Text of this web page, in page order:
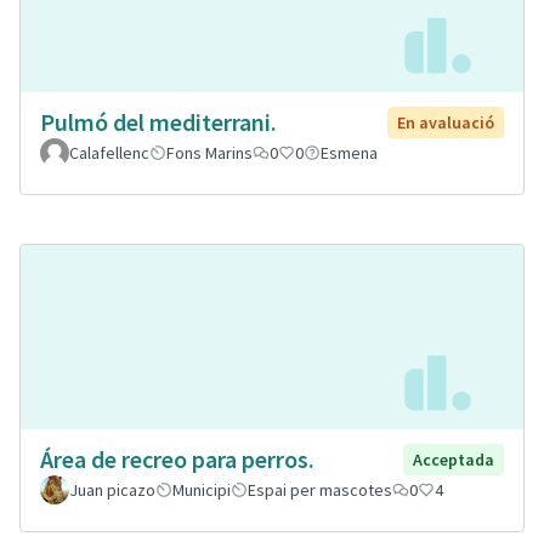
Pulmó del mediterrani.
En avaluació
Calafellenc
Fons Marins 0 0 Esmena
Área de recreo para perros.
Acceptada
Juan picazo
Municipi Espai per mascotes 0 4